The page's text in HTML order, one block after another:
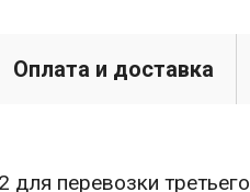
Оплата и доставка
для перевозки третьего